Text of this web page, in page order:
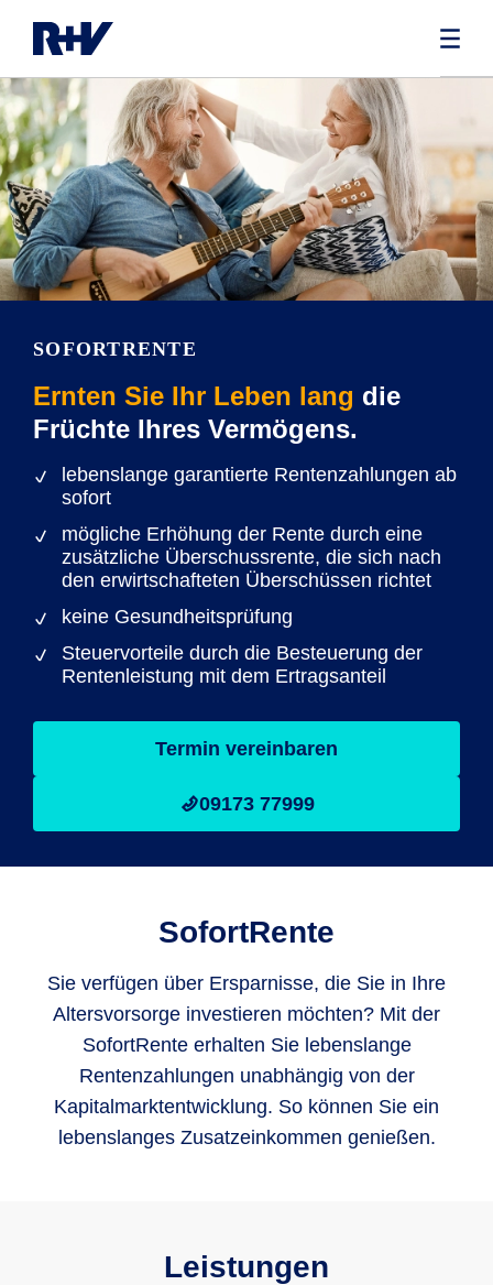
SOFORTRENTE
Ernten Sie Ihr Leben lang die
Früchte Ihres Vermögens.
lebenslange garantierte Rentenzahlungen ab
sofort
mögliche Erhöhung der Rente durch eine
zusätzliche Überschussrente, die sich nach
den erwirtschafteten Überschüssen richtet
keine Gesundheitsprüfung
Steuervorteile durch die Besteuerung der
Rentenleistung mit dem Ertragsanteil
Termin vereinbaren
09173 77999
SofortRente
Sie verfügen über Ersparnisse, die Sie in Ihre
Altersvorsorge investieren möchten? Mit der
SofortRente erhalten Sie lebenslange
Rentenzahlungen unabhängig von der
Kapitalmarktentwicklung. So können Sie ein
lebenslanges Zusatzeinkommen genießen.
Leistungen